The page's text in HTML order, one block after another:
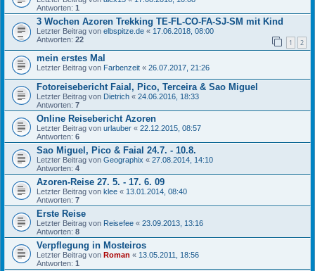
Antworten: 1
3 Wochen Azoren Trekking TE-FL-CO-FA-SJ-SM mit Kind
Letzter Beitrag von elbspitze.de « 17.06.2018, 08:00
Antworten: 22 1 2
mein erstes Mal
Letzter Beitrag von Farbenzeit « 26.07.2017, 21:26
Fotoreisebericht Faial, Pico, Terceira & Sao Miguel
Letzter Beitrag von Dietrich « 24.06.2016, 18:33
Antworten: 7
Online Reisebericht Azoren
Letzter Beitrag von urlauber « 22.12.2015, 08:57
Antworten: 6
Sao Miguel, Pico & Faial 24.7. - 10.8.
Letzter Beitrag von Geographix « 27.08.2014, 14:10
Antworten: 4
Azoren-Reise 27. 5. - 17. 6. 09
Letzter Beitrag von klee « 13.01.2014, 08:40
Antworten: 7
Erste Reise
Letzter Beitrag von Reisefee « 23.09.2013, 13:16
Antworten: 8
Verpflegung in Mosteiros
Letzter Beitrag von Roman « 13.05.2011, 18:56
Antworten: 1